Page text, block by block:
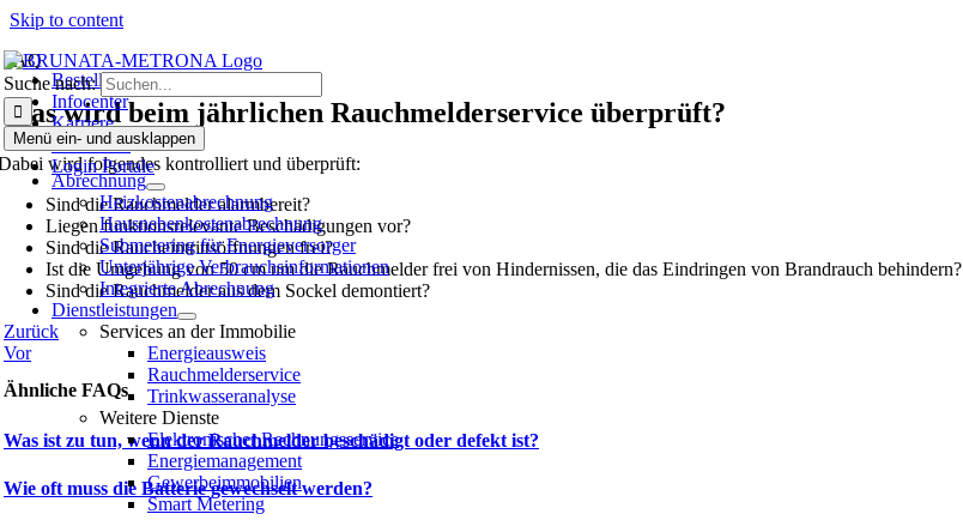
Skip to content
Bestellen
Infocenter
Karriere
Bewohner
Login Portale
Suche nach:
Menü ein- und ausklappen
Abrechnung
Heizkostenabrechnung
Hausneben­kosten­abrechnung
Submetering für Energieversorger
Unterjährige Verbrauchsinformationen
Integrierte Abrechnung
Dienstleistungen
Services an der Immobilie
Energieausweis
Rauchmelderservice
Trinkwasseranalyse
Weitere Dienste
Elektronischer Rechnungsservice
Energiemanagement
Gewerbeimmobilien
Smart Metering
FAQ
Was wird beim jährlichen Rauchmelderservice überprüft?
wird folgendes kontrolliert und überprüft:
Sind die Rauchmelder alarmbereit?
Liegen funktionsrelevante Beschädigungen vor?
Sind die Raucheintrittsöffnungen frei?
Ist die Umgebung von 50 cm um die Rauchmelder frei von Hindernissen, die das Eindringen von Brandrauch behindern?
Sind die Rauchmelder aus dem Sockel demontiert?
Zurück
Vor
Ähnliche FAQs
Was ist zu tun, wenn der Rauchmelder beschädigt oder defekt ist?
Wie oft muss die Batterie gewechselt werden?